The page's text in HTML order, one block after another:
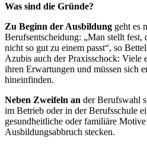
Was sind die Gründe?
Zu Beginn der Ausbildung geht es
Berufsentscheidung: „Man stellt fest,
nicht so gut zu einem passt“, so
Azubis auch der Praxisschock: Viele
ihren Erwartungen und müssen sich
hineinfinden.
Neben Zweifeln an der Berufswahl
im Betrieb oder in der Berufsschule
gesundheitliche oder familiäre
Ausbildungsabbruch stecken.